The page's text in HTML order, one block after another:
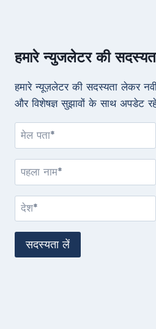
हमारे न्युजलेटर की
हमारे न्यूज़लेटर की सदस्यता लेकर
और विशेषज्ञ सुझावों के साथ अपडेट